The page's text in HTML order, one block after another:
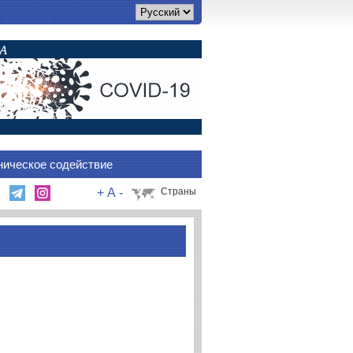
содействие
Страны
+ A -